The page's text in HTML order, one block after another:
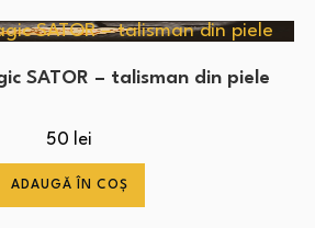
SATOR – talisman din piele
50 lei
ADAUGĂ ÎN COȘ